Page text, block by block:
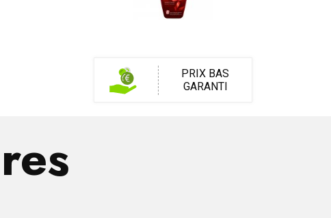
PRIX BAS
GARANTI